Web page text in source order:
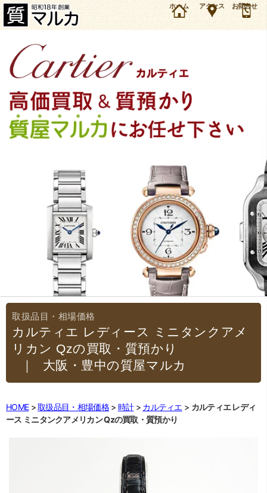
大阪・豊中市のお客様よりカルティエ レディース ミニタンクアメリカン Qzを22万円で買取・
質預かりしました。カルティエ 時計の買取＆質預かり・質入れは大阪・豊中の質屋マルカにお
任せ下さい。（2022年7月時点の価格です）
ホーム アクセス お問合せ
カルティエ レディース ミニタンクアメ
リカン Qzの買取・質預かり
｜大阪・豊中の質屋マルカ
HOME 取扱品目・相場価格 時計 カルティエ
カルティエ レディ
ース ミニタンクアメリカン Qzの買取・質預かり